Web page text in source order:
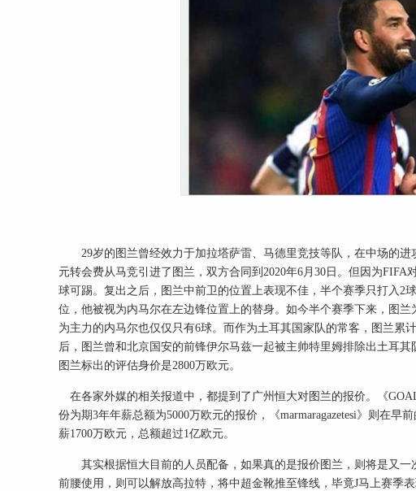
29岁的图兰曾经效力于加拉塔萨雷、马德里竞技等队，在中场的进
元转会费从马竞引进了图兰，双方合同到2020年6月30日。但因为
球可踢。复出之后，图兰中前卫的位置上表现不佳，半个赛季只打入2
位，他被视为内马尔在左边锋位置上的替身。如今半个赛季下来，图
为主力的内马尔也仅仅只有6球。而作为土耳其国家队的常客，图兰累
后，图兰曾和北京国安的前锋伊尔马兹一起被主帅特里姆排除出土耳
图兰标出的评估身价是2800万欧元。
在各家外媒的相关报道中，都提到了广州恒大对图兰的报价。《
份为期3年年薪总额为5000万欧元的报价，《marmaragazetesi》则在
薪1700万欧元，总额超过1亿欧元。
其实根据恒大目前的人员配备，如果真的是报价图兰，则将是又一
前腰使用，则可以解放高拉特，将中超金靴推至锋线，毕竟J马上赛季